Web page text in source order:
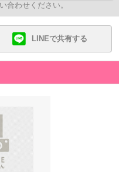
合わせください。
LINEで共有する